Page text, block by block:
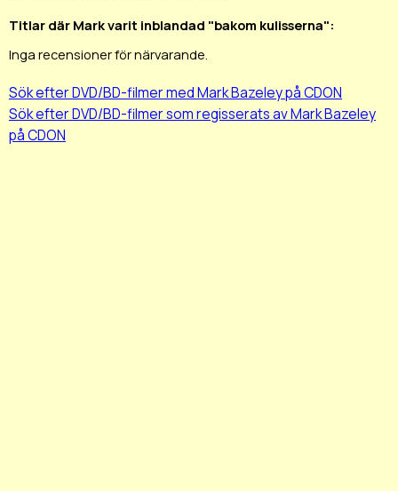
Titlar där Mark varit inblandad "bakom kulisserna":
Inga recensioner för närvarande.
Sök efter DVD/BD-filmer med Mark Bazeley på CDON
Sök efter DVD/BD-filmer som regisserats av Mark Bazeley
på CDON